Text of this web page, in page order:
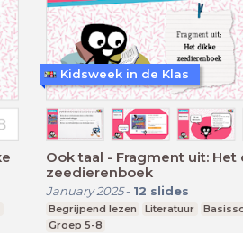
Ook taal - Fragment uit: Het
zeedierenboek
January 2025- 12 slides
Begrijpend lezen Literatuur
Groep 5-8
Kidsweek in de Klas